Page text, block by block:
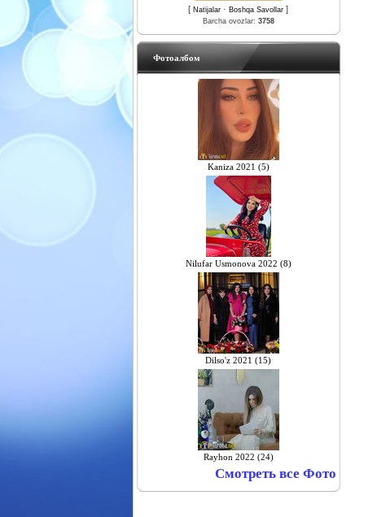
[ Natijalar · Boshqa Savollar ]
Barcha ovozlar: 3758
Фотоалбом
Kaniza 2021 (5)
Nilufar Usmonova 2022 (8)
Dilso'z 2021 (15)
Rayhon 2022 (24)
Смотреть все Фото